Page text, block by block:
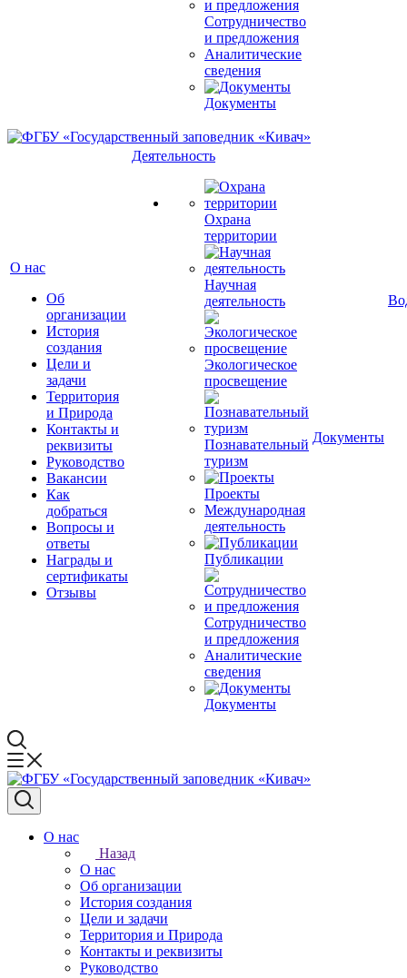
Сотрудничество
и предложения
Аналитические
сведения
Документы
О нас
Об
организации
История
создания
Цели и
задачи
Территория
и Природа
Контакты и
реквизиты
Руководство
Вакансии
Как
добраться
Вопросы и
ответы
Награды и
сертификаты
Отзывы
Деятельность
Охрана
территории
Научная
деятельность
Экологическое
просвещение
Познавательный
туризм
Проекты
Международная
деятельность
Публикации
Сотрудничество
и предложения
Аналитические
сведения
Документы
Документы
О нас
Назад
О нас
Об организации
История создания
Цели и задачи
Территория и Природа
Контакты и реквизиты
Руководство